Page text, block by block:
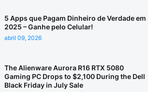
5 Apps que Pagam Dinheiro de Verdade em
2025 – Ganhe pelo Celular!
abril 09, 2026
The Alienware Aurora R16 RTX 5080
Gaming PC Drops to $2,100 During the Dell
Black Friday in July Sale